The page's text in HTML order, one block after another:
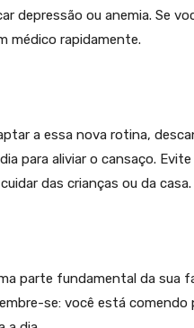
depressão ou anemia. Se
médico rapidamente.
a essa nova rotina,
para aliviar o cansaço.
das crianças ou da casa.
parte fundamental da sua
se: você está comendo